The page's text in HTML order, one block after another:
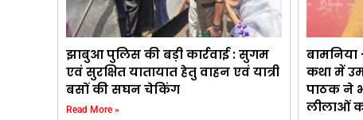
झाबुआ पुलिस की बड़ी कार्रवाई : सुगम
एवं सुरक्षित यातायात हेतु वाहन एवं यात्री
बसों की सघन चेकिंग
Read More »
बामनिया
कथा में
पाठक ने
लीलाओं